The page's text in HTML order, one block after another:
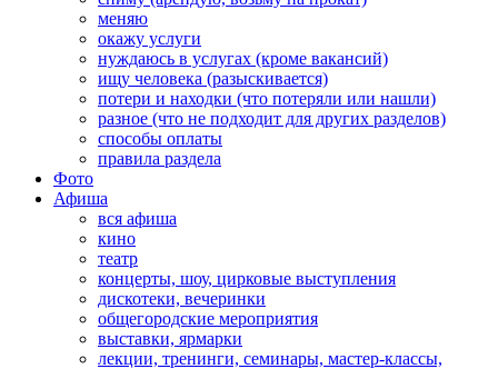
меняю
окажу услуги
нуждаюсь в услугах (кроме вакансий)
ищу человека (разыскивается)
потери и находки (что потеряли или нашли)
разное (что не подходит для других разделов)
способы оплаты
правила раздела
Фото
Афиша
вся афиша
кино
театр
концерты, шоу, цирковые выступления
дискотеки, вечеринки
общегородские мероприятия
выставки, ярмарки
лекции, тренинги, семинары, мастер-классы,